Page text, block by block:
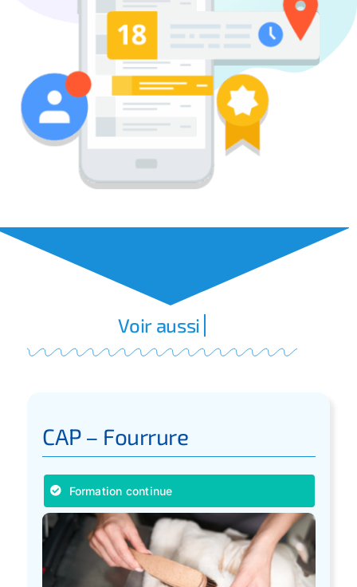
CAP – Fourrure
Formation continue